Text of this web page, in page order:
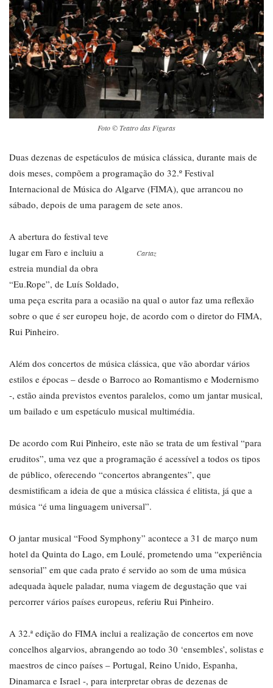
Foto © Teatro das Figuras
Duas dezenas de espetáculos de música clássica, durante mais de
dois meses, compõem a programação do 32.º Festival
Internacional de Música do Algarve (FIMA), que arrancou no
sábado, depois de uma paragem de sete anos.
Cartaz
A abertura do festival teve
lugar em Faro e incluiu a
estreia mundial da obra
“Eu.Rope”, de Luís Soldado,
uma peça escrita para a ocasião na qual o autor faz uma reflexão
sobre o que é ser europeu hoje, de acordo com o diretor do FIMA,
Rui Pinheiro.
Além dos concertos de música clássica, que vão abordar vários
estilos e épocas – desde o Barroco ao Romantismo e Modernismo
-, estão ainda previstos eventos paralelos, como um jantar musical,
um bailado e um espetáculo musical multimédia.
De acordo com Rui Pinheiro, este não se trata de um festival “para
eruditos”, uma vez que a programação é acessível a todos os tipos
de público, oferecendo “concertos abrangentes”, que
desmistificam a ideia de que a música clássica é elitista, já que a
música “é uma linguagem universal”.
O jantar musical “Food Symphony” acontece a 31 de março num
hotel da Quinta do Lago, em Loulé, prometendo uma “experiência
sensorial” em que cada prato é servido ao som de uma música
adequada àquele paladar, numa viagem de degustação que vai
percorrer vários países europeus, referiu Rui Pinheiro.
A 32.ª edição do FIMA inclui a realização de concertos em nove
concelhos algarvios, abrangendo ao todo 30 ‘ensembles’, solistas e
maestros de cinco países – Portugal, Reino Unido, Espanha,
Dinamarca e Israel -, para interpretar obras de dezenas de